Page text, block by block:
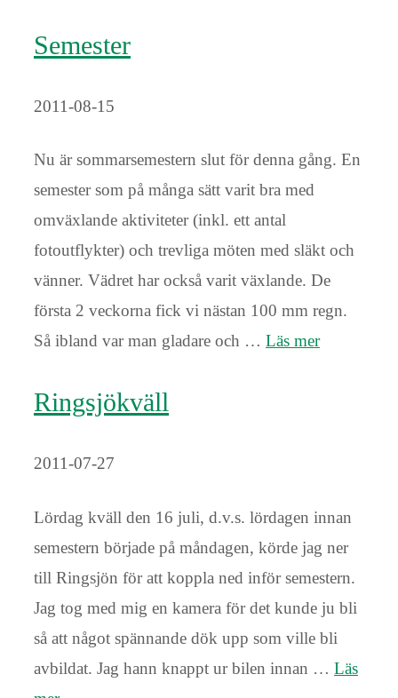
Semester
2011-08-15
Nu är sommarsemestern slut för denna gång. En
semester som på många sätt varit bra med
omväxlande aktiviteter (inkl. ett antal
fotoutflykter) och trevliga möten med släkt och
vänner. Vädret har också varit växlande. De
första 2 veckorna fick vi nästan 100 mm regn.
Så ibland var man gladare och … Läs mer
Ringsjökväll
2011-07-27
Lördag kväll den 16 juli, d.v.s. lördagen innan
semestern började på måndagen, körde jag ner
till Ringsjön för att koppla ned inför semestern.
Jag tog med mig en kamera för det kunde ju bli
så att något spännande dök upp som ville bli
avbildat. Jag hann knappt ur bilen innan … Läs